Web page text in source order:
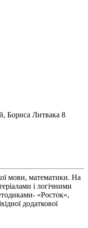
Бориса Литвака 8
мови, математики. На
і логічними
«Росток»,
додаткової